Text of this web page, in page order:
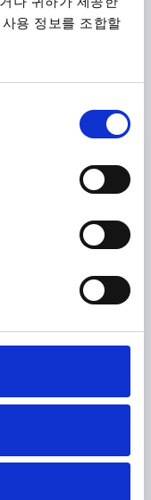
용 정보를 조합할
회주철 소프트 연
세부 사항